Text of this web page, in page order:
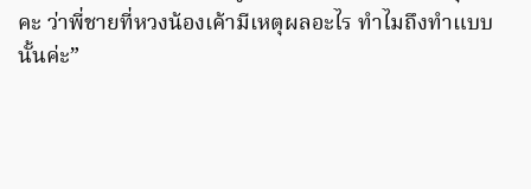
คะ ว่าพี่ชายที่หวงน้องเค้ามีเหตุผลอะไร ทำไมถึงทำแบบ
นั้นค่ะ”